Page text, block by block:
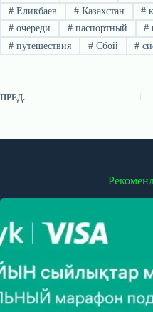
#Еликбаев #Казахстан #
#очереди #паспортный #
#путешествия #Сбой #
ПРЕД.